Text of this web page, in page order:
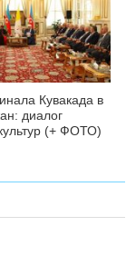
Кувакада в
диалог
(+ ФОТО)